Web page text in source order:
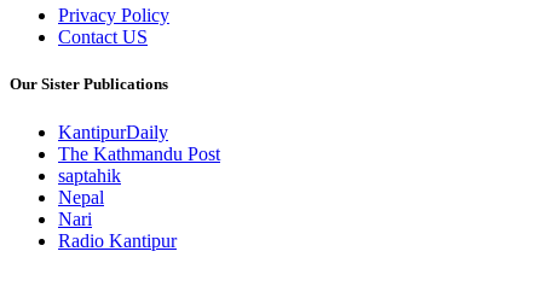
Privacy Policy
Contact US
Our Sister Publications
KantipurDaily
The Kathmandu Post
saptahik
Nepal
Nari
Radio Kantipur